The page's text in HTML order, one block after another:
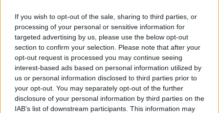
If you wish to opt-out of the sale, sharing to third parties, or
processing of your personal or sensitive information for
targeted advertising by us, please use the below opt-out
section to confirm your selection. Please note that after your
opt-out request is processed you may continue seeing
interest-based ads based on personal information utilized by
us or personal information disclosed to third parties prior to
your opt-out. You may separately opt-out of the further
disclosure of your personal information by third parties on the
IAB’s list of downstream participants. This information may
Πλήθος πιστών στην Μεταμόρφωση του Σωτήρος Ροδιάς
ΦΩΤΟ